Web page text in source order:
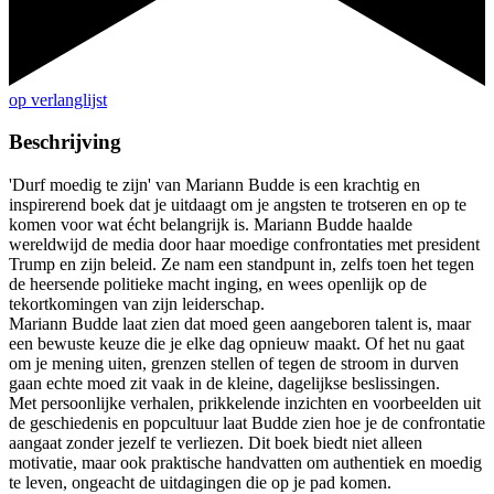
op verlanglijst
Beschrijving
'Durf moedig te zijn' van Mariann Budde is een krachtig en
inspirerend boek dat je uitdaagt om je angsten te trotseren en op te
komen voor wat écht belangrijk is. Mariann Budde haalde
wereldwijd de media door haar moedige confrontaties met president
Trump en zijn beleid. Ze nam een standpunt in, zelfs toen het tegen
de heersende politieke macht inging, en wees openlijk op de
tekortkomingen van zijn leiderschap.
Mariann Budde laat zien dat moed geen aangeboren talent is, maar
een bewuste keuze die je elke dag opnieuw maakt. Of het nu gaat
om je mening uiten, grenzen stellen of tegen de stroom in durven
gaan echte moed zit vaak in de kleine, dagelijkse beslissingen.
Met persoonlijke verhalen, prikkelende inzichten en voorbeelden uit
de geschiedenis en popcultuur laat Budde zien hoe je de confrontatie
aangaat zonder jezelf te verliezen. Dit boek biedt niet alleen
motivatie, maar ook praktische handvatten om authentiek en moedig
te leven, ongeacht de uitdagingen die op je pad komen.